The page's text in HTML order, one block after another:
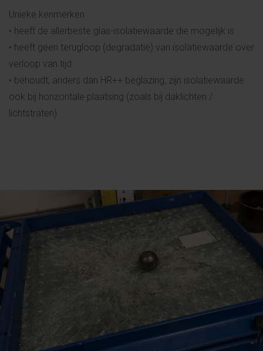
Unieke kenmerken:
• heeft de allerbeste glas-isolatiewaarde die mogelijk is
• heeft geen terugloop (degradatie) van isolatiewaarde over
verloop van tijd
• behoudt, anders dan HR++ beglazing, zijn isolatiewaarde
ook bij horizontale plaatsing (zoals bij daklichten /
lichtstraten)